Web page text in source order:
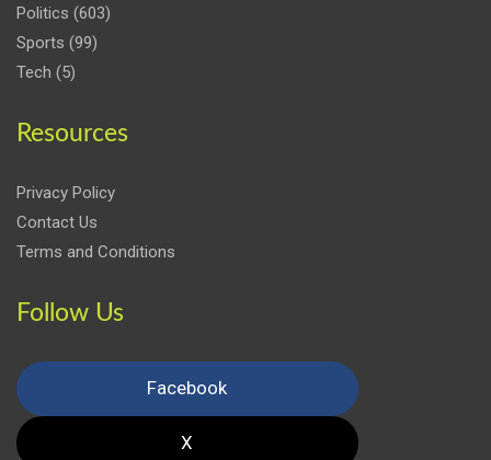
Politics (603)
Sports (99)
Tech (5)
Resources
Privacy Policy
Contact Us
Terms and Conditions
Follow Us
Facebook
X